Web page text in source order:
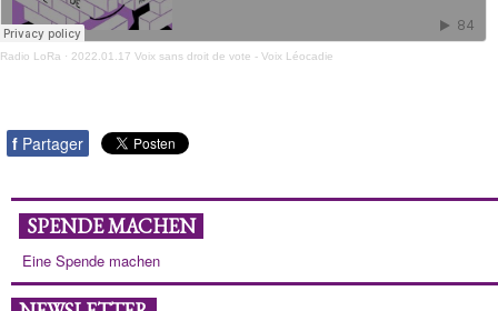
Radio LoRa · 2022.01.17 Voix sans droit de vote - Voix Léocadie
f Partager
SPENDE MACHEN
Eine Spende machen